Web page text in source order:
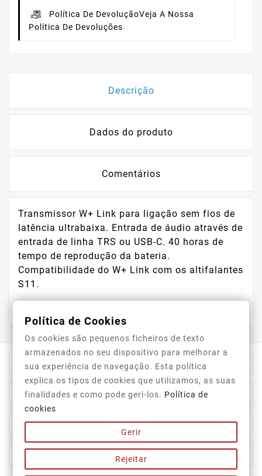
Política De DevoluçãoVeja A Nossa
Política De Devoluções
Descrição
Dados do produto
Comentários
Transmissor W+ Link para ligação sem fios de
latência ultrabaixa. Entrada de áudio através de
entrada de linha TRS ou USB-C. 40 horas de
tempo de reprodução da bateria.
Compatibilidade do W+ Link com os altifalantes
S11.
Informação Da Loja
Top Categorias
A Nossa Empresa 
A Sua Conta 
Política de Cookies
Os cookies são pequenos ficheiros de texto
armazenados no seu dispositivo para melhorar a
sua experiência de navegação. Esta política
explica os tipos de cookies que utilizamos, as suas
finalidades e como pode geri-los. Política de
cookies
Gerir
Rejeitar